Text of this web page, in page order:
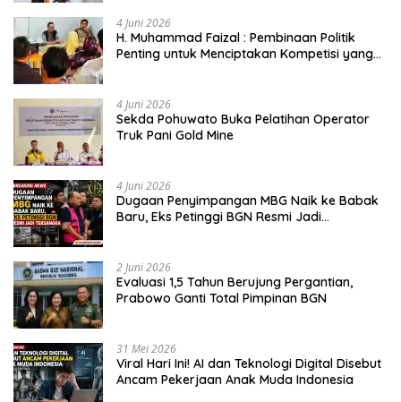
4 Juni 2026
H. Muhammad Faizal : Pembinaan Politik
Penting untuk Menciptakan Kompetisi yang
4 Juni 2026
Sekda Pohuwato Buka Pelatihan Operator
Truk Pani Gold Mine
4 Juni 2026
Dugaan Penyimpangan MBG Naik ke Babak
Baru, Eks Petinggi BGN Resmi Jadi
2 Juni 2026
Evaluasi 1,5 Tahun Berujung Pergantian,
Prabowo Ganti Total Pimpinan BGN
31 Mei 2026
Viral Hari Ini! AI dan Teknologi Digital Disebut
Ancam Pekerjaan Anak Muda Indonesia